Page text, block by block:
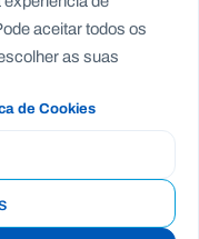
aceitar todos os
as suas
de Cookies